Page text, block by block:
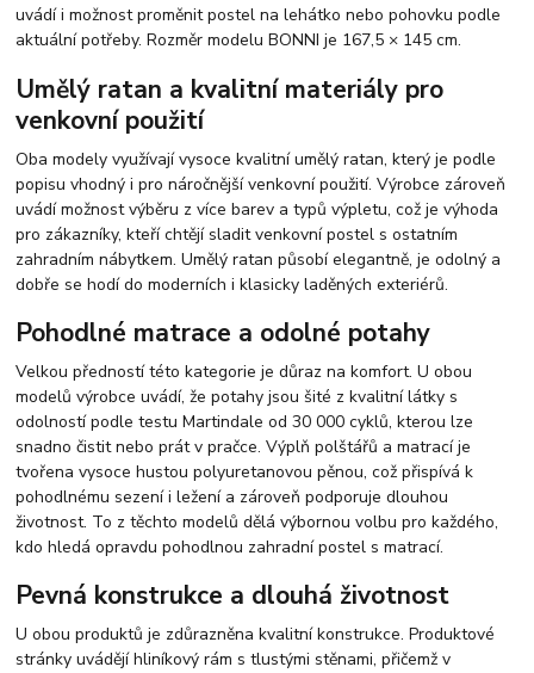
uvádí i možnost proměnit postel na lehátko nebo pohovku podle
aktuální potřeby. Rozměr modelu BONNI je 167,5 × 145 cm.
Umělý ratan a kvalitní materiály pro
venkovní použití
Oba modely využívají vysoce kvalitní umělý ratan, který je podle
popisu vhodný i pro náročnější venkovní použití. Výrobce zároveň
uvádí možnost výběru z více barev a typů výpletu, což je výhoda
pro zákazníky, kteří chtějí sladit venkovní postel s ostatním
zahradním nábytkem. Umělý ratan působí elegantně, je odolný a
dobře se hodí do moderních i klasicky laděných exteriérů.
Pohodlné matrace a odolné potahy
Velkou předností této kategorie je důraz na komfort. U obou
modelů výrobce uvádí, že potahy jsou šité z kvalitní látky s
odolností podle testu Martindale od 30 000 cyklů, kterou lze
snadno čistit nebo prát v pračce. Výplň polštářů a matrací je
tvořena vysoce hustou polyuretanovou pěnou, což přispívá k
pohodlnému sezení i ležení a zároveň podporuje dlouhou
životnost. To z těchto modelů dělá výbornou volbu pro každého,
kdo hledá opravdu pohodlnou zahradní postel s matrací.
Pevná konstrukce a dlouhá životnost
U obou produktů je zdůrazněna kvalitní konstrukce. Produktové
stránky uvádějí hliníkový rám s tlustými stěnami, přičemž v